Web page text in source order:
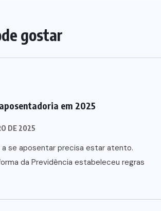
gostar
em 2025
DE 2025
se aposentar precisa estar atento.
da Previdência estabeleceu regras